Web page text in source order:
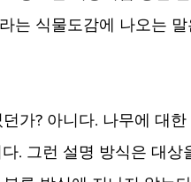
는 식물도감에 나오는
가? 아니다. 나무에 대
. 그런 설명 방식은 대상